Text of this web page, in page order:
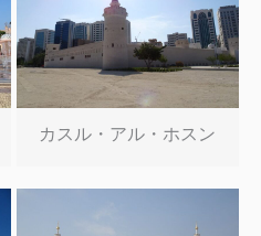
カスル・アル・ホスン